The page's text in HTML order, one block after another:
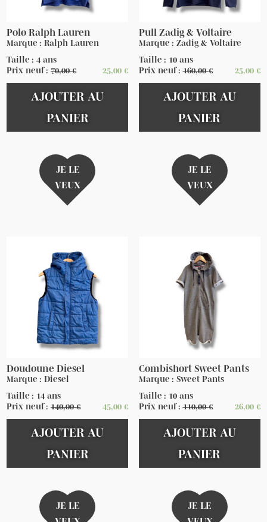
Polo Ralph Lauren
Marque : Ralph Lauren
Taille : 4 ans
Prix neuf :70,00€ 25,00 €
AJOUTER AU
PANIER
JE LE
VEUX
Pull Zadig & Voltaire
Marque : Zadig & Voltaire
Taille : 10 ans
Prix neuf :160,00€ 25,00 €
AJOUTER AU
PANIER
JE LE
VEUX
Doudoune Diesel
Marque : Diesel
Taille : 14 ans
Prix neuf :140,00€ 45,00 €
AJOUTER AU
PANIER
JE LE
Combishort Sweet Pants
Marque : Sweet Pants
Taille : 10 ans
Prix neuf :110,00€ 26,00 €
AJOUTER AU
PANIER
JE LE